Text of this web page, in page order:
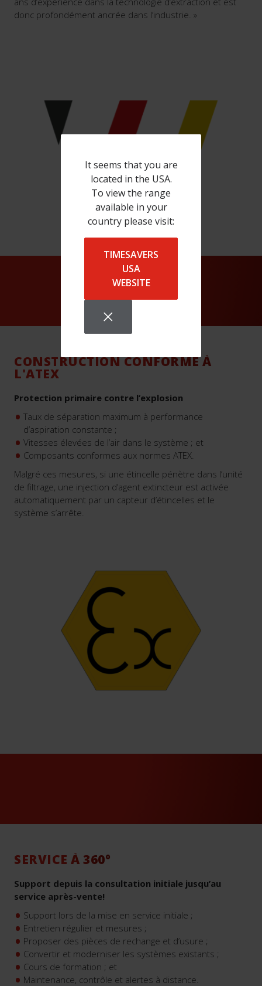
It seems that you are
located in the USA.
To view the range
available in your
country please visit:
TIMESAVERS
USA
WEBSITE
donc profondément ancrée dans l’industrie. »
CONSTRUCTION CONFORME À
L'ATEX
Protection primaire contre l’explosion
Taux de séparation maximum à performance
d’aspiration constante ;
Vitesses élevées de l’air dans le système ; et
Composants conformes aux normes ATEX.
Malgré ces mesures, si une étincelle pénètre dans l’unité
de filtrage, une injection d’agent extincteur est activée
automatiquement par un capteur d’étincelles et le
système s’arrête.
SERVICE À 360°
Support depuis la consultation initiale jusqu’au
service après-vente!
Support lors de la mise en service initiale ;
Entretien régulier et mesures ;
Proposer des pièces de rechange et d’usure ;
Convertir et moderniser les systèmes existants ;
Cours de formation ; et
Maintenance, contrôle et alertes à distance.